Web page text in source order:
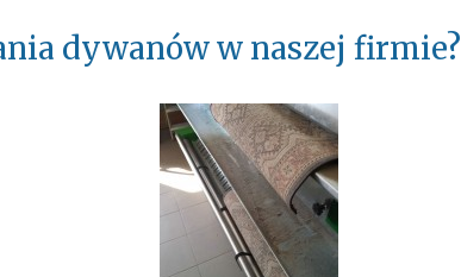
dywanów w naszej firmie?